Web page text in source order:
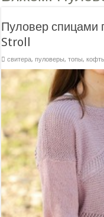
Пуловер спицами
Stroll
свитера, пуловеры, топы,